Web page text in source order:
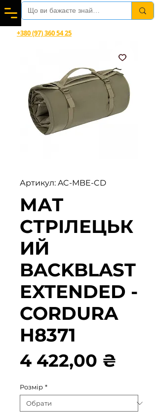
+380 (97) 360 54 25
Артикул: AC-MBE-CD
МАТ
СТРІЛЕЦЬК
ИЙ
BACKBLAST
EXTENDED -
CORDURA
H8371
4 422,00 ₴
Розмір *